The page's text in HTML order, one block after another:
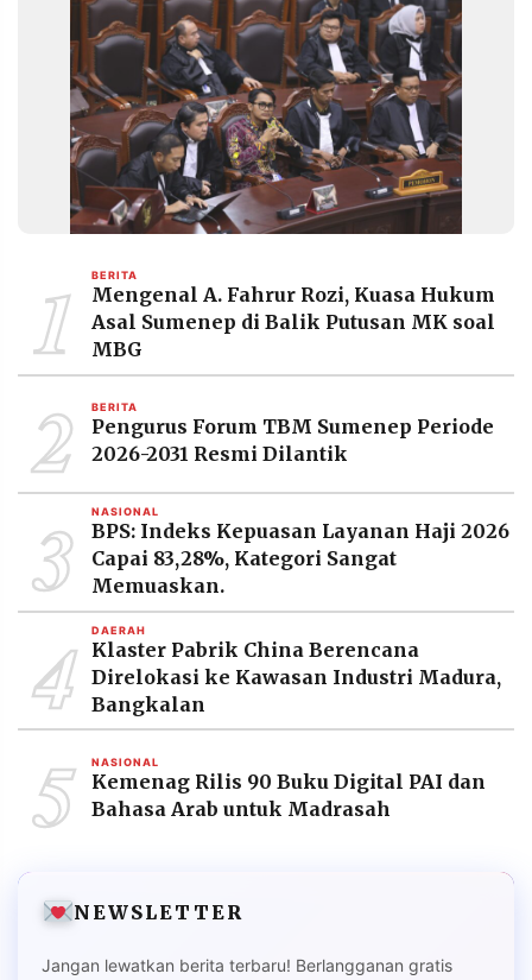
1 BERITA
Mengenal A. Fahrur Rozi, Kuasa Hukum
Asal Sumenep di Balik Putusan MK soal
MBG
2 BERITA
Pengurus Forum TBM Sumenep Periode
2026-2031 Resmi Dilantik
3 NASIONAL
BPS: Indeks Kepuasan Layanan Haji 2026
Capai 83,28%, Kategori Sangat
Memuaskan.
4 DAERAH
Klaster Pabrik China Berencana
Direlokasi ke Kawasan Industri Madura,
Bangkalan
5 NASIONAL
Kemenag Rilis 90 Buku Digital PAI dan
Bahasa Arab untuk Madrasah
NEWSLETTER
Jangan lewatkan berita terbaru! Berlangganan gratis